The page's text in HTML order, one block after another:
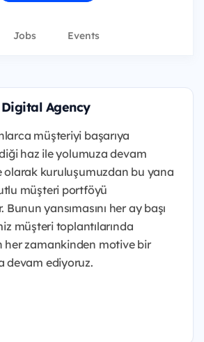
Jobs Events
Agency
müşteriyi başarıya
haz ile yolumuza devam
olarak kuruluşumuzdan bu yana
müşteri portföyü
yansımasını her ay başı
müşteri toplantılarında
her zamankinden motive bir
devam ediyoruz.